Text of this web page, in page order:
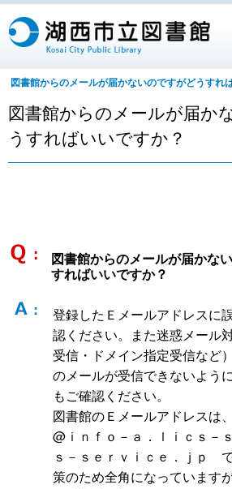
図書館からのメールが届かないのですがどうすれ
図書館からのメールが届か
うすればいいですか？
図書館からのメールが届かな
すればいいですか？
登録したＥメールアドレスに
認ください。また迷惑メール
受信・ドメイン指定受信など
のメールが受信できないよう
もご確認ください。
図書館のＥメールアドレスは
@ｉｎｆｏ－ａ．ｌｉｃｓ－
ｓ－ｓｅｒｖｉｃｅ．ｊｐ
策のため全角になっています